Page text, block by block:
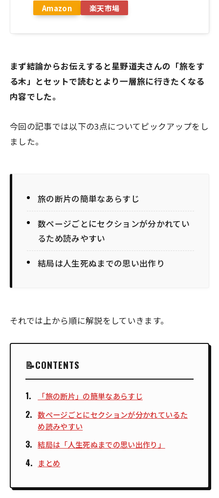
Amazon 楽天市場
まず結論からお伝えすると星野道夫さんの「旅をす
る木」とセットで読むとより一層旅に行きたくなる
内容でした。
今回の記事では以下の3点についてピックアップをし
ました。
旅の断片の簡単なあらすじ
数ページごとにセクションが分かれてい
るため読みやすい
結局は人生死ぬまでの思い出作り
それでは上から順に解説をしていきます。
CONTENTS
「旅の断片」の簡単なあらすじ
数ページごとにセクションが分かれているた
め読みやすい
結局は「人生死ぬまでの思い出作り」
まとめ